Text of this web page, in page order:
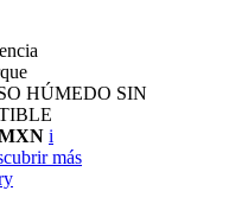
HÚMEDO SIN
MXN i
más